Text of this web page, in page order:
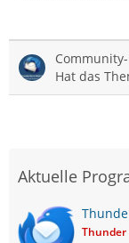
Hat das
Aktuelle
Thunder